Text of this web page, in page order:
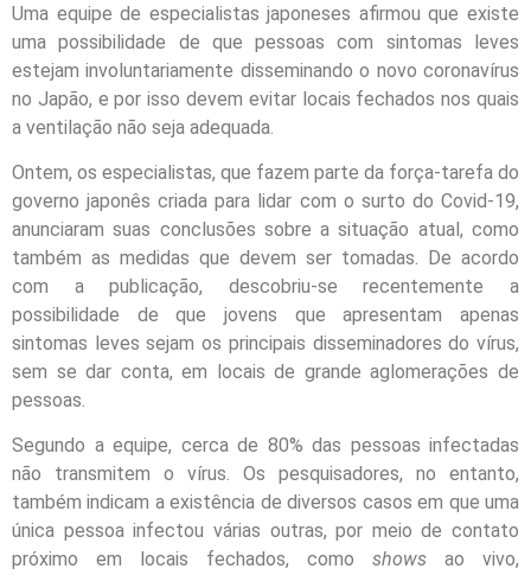
Uma equipe de especialistas japoneses afirmou que existe
uma possibilidade de que pessoas com sintomas leves
estejam involuntariamente disseminando o novo coronavírus
no Japão, e por isso devem evitar locais fechados nos quais
a ventilação não seja adequada.
Ontem, os especialistas, que fazem parte da força-tarefa do
governo japonês criada para lidar com o surto do Covid-19,
anunciaram suas conclusões sobre a situação atual, como
também as medidas que devem ser tomadas. De acordo
com a publicação, descobriu-se recentemente a
possibilidade de que jovens que apresentam apenas
sintomas leves sejam os principais disseminadores do vírus,
sem se dar conta, em locais de grande aglomerações de
pessoas.
Segundo a equipe, cerca de 80% das pessoas infectadas
não transmitem o vírus. Os pesquisadores, no entanto,
também indicam a existência de diversos casos em que uma
única pessoa infectou várias outras, por meio de contato
próximo em locais fechados, como shows ao vivo,